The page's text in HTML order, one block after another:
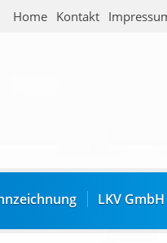
Home Kontakt
LKV GmbH